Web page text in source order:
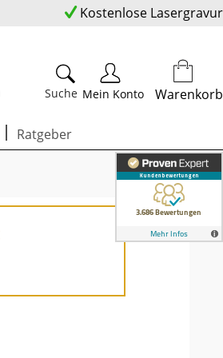
Kostenlose Lasergravur
Suche Mein Konto Warenkorb
Ratgeber